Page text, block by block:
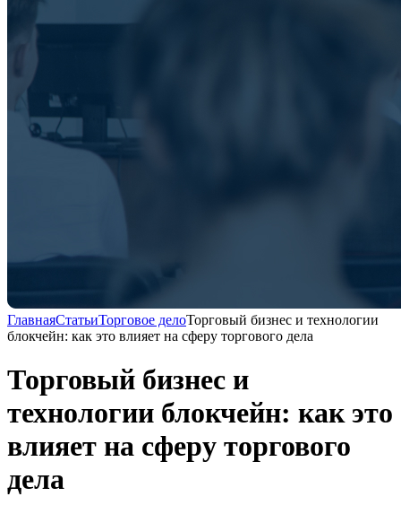
ГлавнаяСтатьиТорговое делоТорговый бизнес и технологии
блокчейн: как это влияет на сферу торгового дела
Торговый бизнес и
технологии блокчейн: как это
влияет на сферу торгового
дела